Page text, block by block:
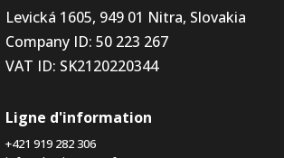
Levická 1605, 949 01 Nitra, Slovakia
Company ID: 50 223 267
VAT ID: SK2120220344
Ligne d'information
+421 919 282 306